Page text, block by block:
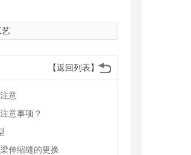
艺
【返回列表】
意
意事项？
伸缩缝的更换